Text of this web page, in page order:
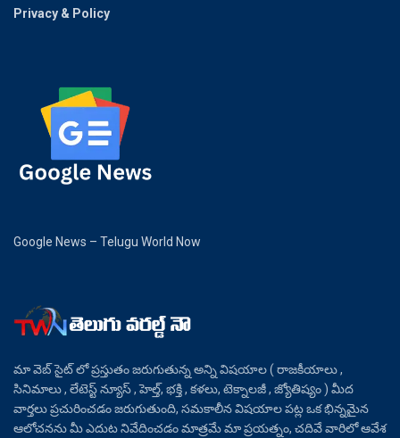
Privacy & Policy
Google News – Telugu World Now
మా వెబ్ సైట్ లో ప్రస్తుతం జరుగుతున్న అన్ని విషయాల ( రాజకీయాలు ,
సినిమాలు , లేటెస్ట్ న్యూస్ , హెల్త్, భక్తి , కళలు, టెక్నాలజీ , జ్యోతిష్యం ) మీద
వార్తలు ప్రచురించడం జరుగుతుంది, సమకాలీన విషయాల పట్ల ఒక భిన్నమైన
ఆలోచనను మీ ఎదుట నివేదించడం మాత్రమే మా ప్రయత్నం, చదివే వారిలో ఆవేశ